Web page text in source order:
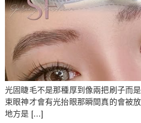
光固睫毛不是那種厚到像兩把刷子而
束眼神才會有光抬眼那瞬間真的會被
地方是 […]